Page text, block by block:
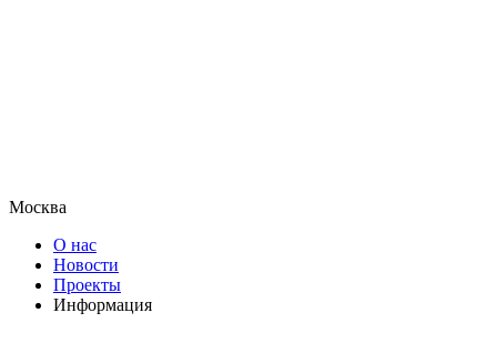
Москва
О нас
Новости
Проекты
Информация